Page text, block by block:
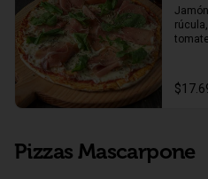
Pizzas Mascarpone